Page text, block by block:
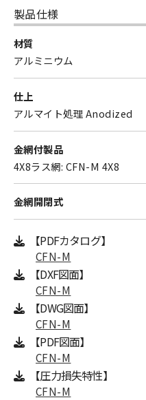
製品仕様
材質
アルミニウム
仕上
アルマイト処理 Anodized
金網付製品
4X8ラス網: CFN-M 4X8
金網開閉式
【PDFカタログ】
CFN-M
【DXF図面】
CFN-M
【DWG図面】
CFN-M
【PDF図面】
CFN-M
【圧力損失特性】
CFN-M